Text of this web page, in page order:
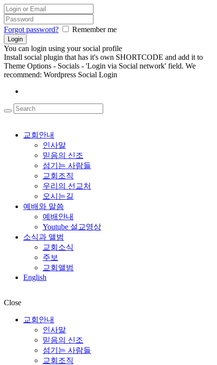
Forgot password? Remember me
You can login using your social profile
Install social plugin that has it's own SHORTCODE and add it to
Theme Options - Socials - 'Login via Social network' field. We
recommend: Wordpress Social Login
교회안내
인사말
믿음의 신조
섬기는 사람들
교회조직
우리의 선교처
오시는길
예배와 말씀
예배안내
Youtube 설교영상
소식과 앨범
교회소식
주보
교회앨범
English
Close
교회안내
인사말
믿음의 신조
섬기는 사람들
교회조직